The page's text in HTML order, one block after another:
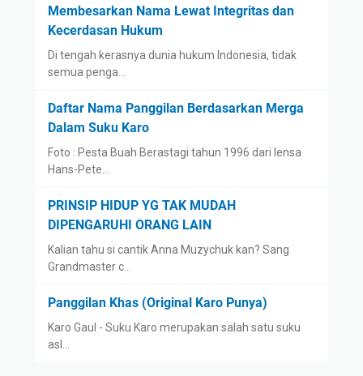
Membesarkan Nama Lewat Integritas dan
Kecerdasan Hukum
Di tengah kerasnya dunia hukum Indonesia, tidak
semua penga…
Daftar Nama Panggilan Berdasarkan Merga
Dalam Suku Karo
Foto : Pesta Buah Berastagi tahun 1996 dari lensa
Hans-Pete…
PRINSIP HIDUP YG TAK MUDAH
DIPENGARUHI ORANG LAIN
Kalian tahu si cantik Anna Muzychuk kan? Sang
Grandmaster c…
Panggilan Khas (Original Karo Punya)
Karo Gaul - Suku Karo merupakan salah satu suku
asl…